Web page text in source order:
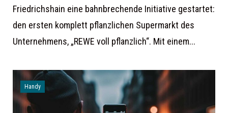
Friedrichshain eine bahnbrechende Initiative gestartet:
den ersten komplett pflanzlichen Supermarkt des
Unternehmens, „REWE voll pflanzlich“. Mit einem...
Handy